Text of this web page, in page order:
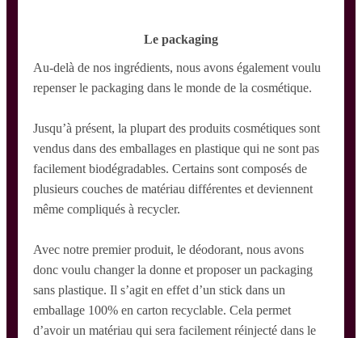
Le packaging
Au-delà de nos ingrédients, nous avons également voulu
repenser le packaging dans le monde de la cosmétique.
Jusqu’à présent, la plupart des produits cosmétiques sont
vendus dans des emballages en plastique qui ne sont pas
facilement biodégradables. Certains sont composés de
plusieurs couches de matériau différentes et deviennent
même compliqués à recycler.
Avec notre premier produit, le déodorant, nous avons
donc voulu changer la donne et proposer un packaging
sans plastique. Il s’agit en effet d’un stick dans un
emballage 100% en carton recyclable. Cela permet
d’avoir un matériau qui sera facilement réinjecté dans le